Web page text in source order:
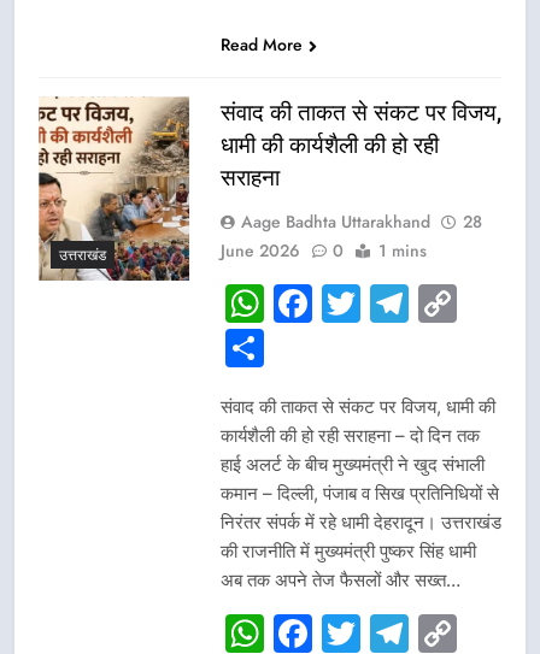
Read More
उत्तराखंड
संवाद की ताकत से संकट पर विजय,
धामी की कार्यशैली की हो रही
सराहना
Aage Badhta Uttarakhand
28
June 2026
0 1 mins
WhatsApp
Facebook
Twitter
Share
संवाद की ताकत से संकट पर विजय, धामी की
कार्यशैली की हो रही सराहना – दो दिन तक
हाई अलर्ट के बीच मुख्यमंत्री ने खुद संभाली
कमान – दिल्ली, पंजाब व सिख प्रतिनिधियों से
निरंतर संपर्क में रहे धामी देहरादून। उत्तराखंड
की राजनीति में मुख्यमंत्री पुष्कर सिंह धामी
अब तक अपने तेज फैसलों और सख्त…
WhatsApp
Facebook
Twitter